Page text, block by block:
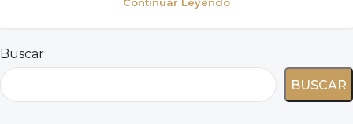
Buscar
BUSCAR